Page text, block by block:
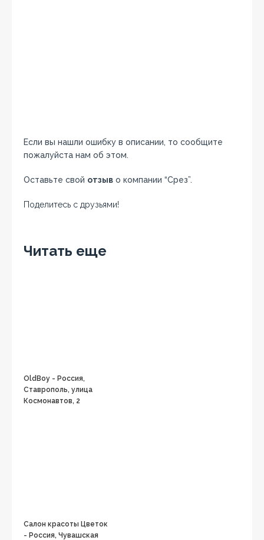
Если вы нашли ошибку в описании, то сообщите
пожалуйста нам об этом.
Оставьте свой отзыв о компании “Срез”.
Поделитесь с друзьями!
Читать еще
OldBoy - Россия,
Ставрополь, улица
Космонавтов, 2
Салон красоты Цветок
- Россия, Чувашская